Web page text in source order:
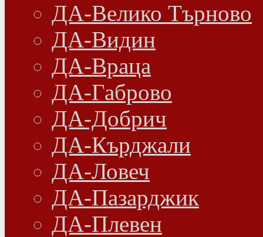
ДА-Велико Търново
ДА-Видин
ДА-Враца
ДА-Габрово
ДА-Добрич
ДА-Кърджали
ДА-Ловеч
ДА-Пазарджик
ДА-Плевен